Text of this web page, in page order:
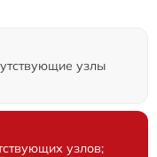
узлы
узлов;